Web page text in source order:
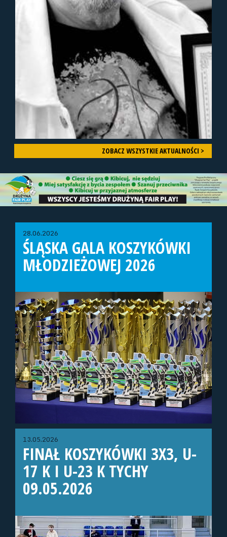
ZOBACZ WSZYSTKIE AKTUALNOŚCI >
28.06.2026
ŚLĄSKA GALA KOSZYKÓWKI
MŁODZIEŻOWEJ 2026
13.05.2026
FINAŁ KOSZYKÓWKI 3X3, U-
17 K I U-23 K TYCHY
09.05.2026